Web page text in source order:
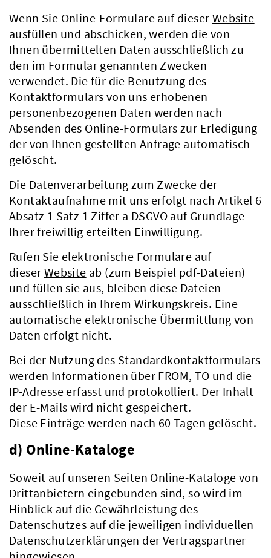
Kreis & Politik
Verwaltung
Wenn Sie Online-Formulare auf dieser Website
ausfüllen und abschicken, werden die von
Ihnen übermittelten Daten ausschließlich zu
den im Formular genannten Zwecken
verwendet. Die für die Benutzung des
Kontaktformulars von uns erhobenen
personenbezogenen Daten werden nach
Absenden des Online-Formulars zur Erledigung
der von Ihnen gestellten Anfrage automatisch
gelöscht.
Die Datenverarbeitung zum Zwecke der
Kontaktaufnahme mit uns erfolgt nach Artikel 6
Absatz 1 Satz 1 Ziffer a DSGVO auf Grundlage
Ihrer freiwillig erteilten Einwilligung.
Rufen Sie elektronische Formulare auf
dieser Website ab (zum Beispiel pdf-Dateien)
und füllen sie aus, bleiben diese Dateien
ausschließlich in Ihrem Wirkungskreis. Eine
automatische elektronische Übermittlung von
Daten erfolgt nicht.
Bei der Nutzung des Standardkontaktformulars
werden Informationen über FROM, TO und die
IP-Adresse erfasst und protokolliert. Der Inhalt
der E-Mails wird nicht gespeichert.
Diese Einträge werden nach 60 Tagen gelöscht.
d) Online-Kataloge
Soweit auf unseren Seiten Online-Kataloge von
Drittanbietern eingebunden sind, so wird im
Hinblick auf die Gewährleistung des
Datenschutzes auf die jeweiligen individuellen
Datenschutzerklärungen der Vertragspartner